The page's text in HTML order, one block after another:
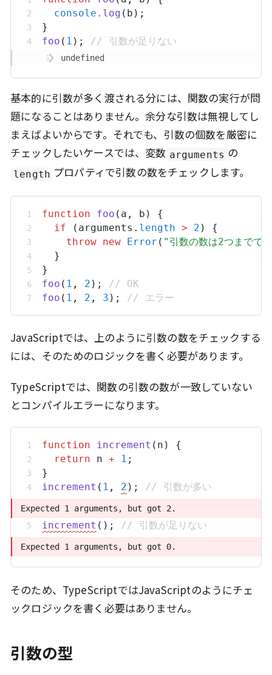
console . log ( b );
}
foo ( 1 ); // 引数が足りない
undefined
基本的に引数が多く渡される分には、関数の実行が問
題になることはありません。余分な引数は無視してし
まえばよいからです。それでも、引数の個数を厳密に
チェックしたいケースでは、変数 arguments の
length プロパティで引数の数をチェックします。
function foo ( a , b ) {
if ( arguments . length > 2 ) {
throw new Error ( "引数の数は2つまでで
  }
}
foo ( 1 , 2 );
// OK
foo ( 1 , 2 , 3 ); // エラー
JavaScriptでは、上のように引数の数をチェックする
には、そのためのロジックを書く必要があります。
TypeScriptでは、関数の引数の数が一致していない
とコンパイルエラーになります。
function increment ( n ) {
return
n + 1 ;
}
increment ( 1 , 2 ); // 引数が多い
Expected 1 arguments, but got 2.
Expected 1 arguments, but got 2.
increment (); // 引数が足りない
Expected 1 arguments, but got 0.
Expected 1 arguments, but got 0.
そのため、TypeScriptではJavaScriptのようにチェ
ックロジックを書く必要はありません。
引数の型